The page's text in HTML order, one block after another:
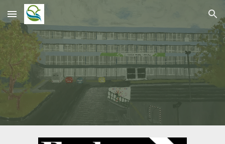
Skip to main content Skip to navigation